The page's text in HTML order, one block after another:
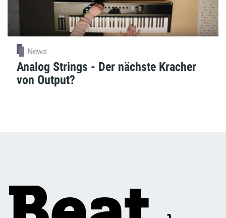
News
Analog Strings - Der nächste Kracher
von Output?